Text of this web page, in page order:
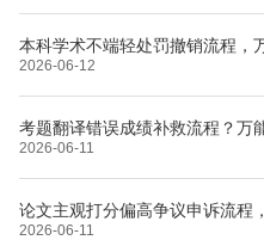
本科学术不端轻处罚撤销流程，
2026-06-12
考题翻译错误成绩补救流程？万
2026-06-11
论文主观打分偏高争议申诉流程
2026-06-11